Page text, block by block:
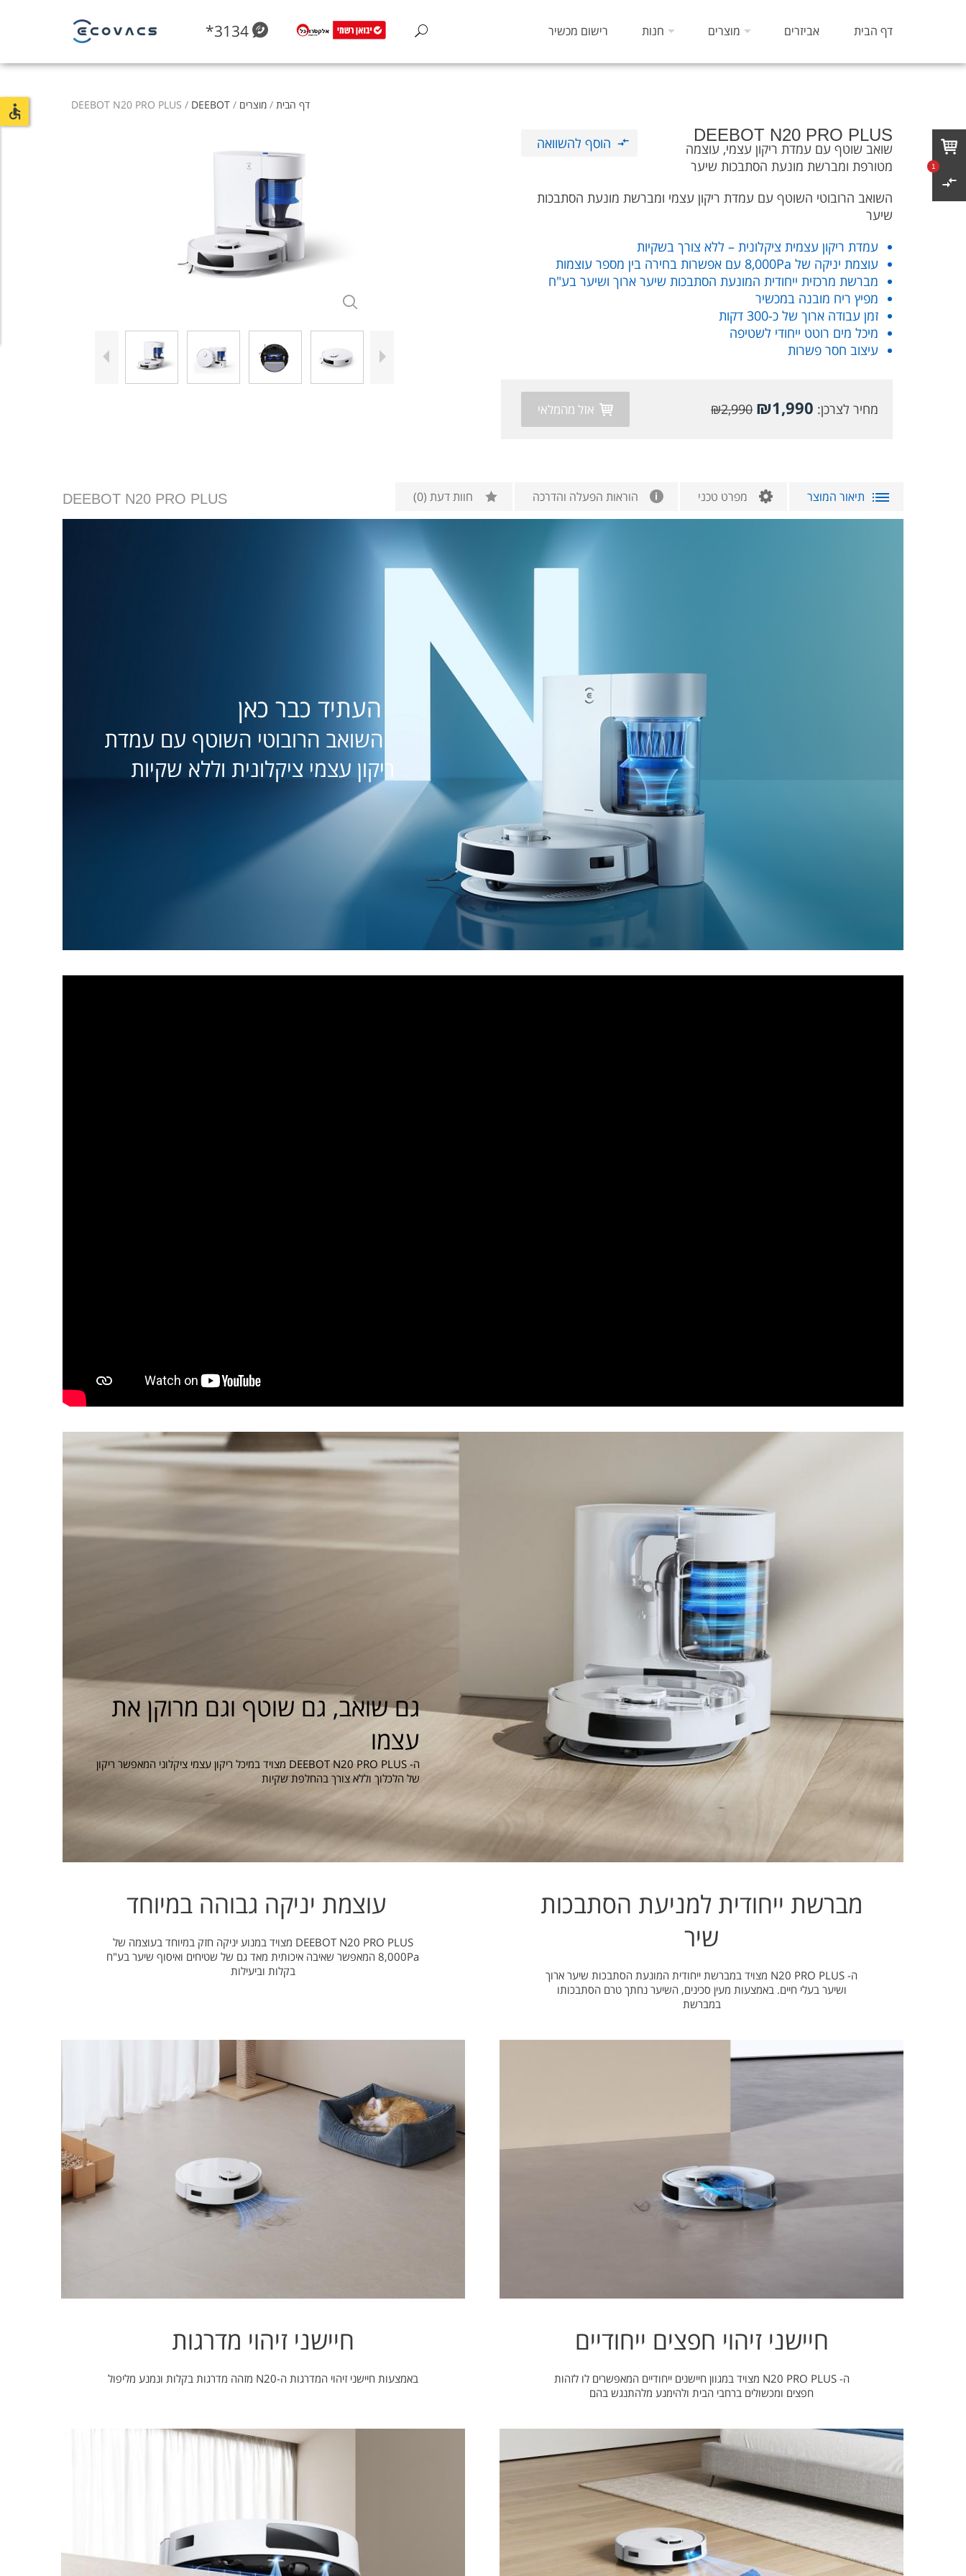
*3134 דף הבית אביזרים מוצרים חנות רישום מכשיר
1
דף הבית / מוצרים /
DEEBOT
/ DEEBOT N20 PRO PLUS
DEEBOT N20 PRO PLUS
שואב שוטף עם עמדת ריקון עצמי, עוצמה
מטורפת ומברשת מונעת הסתבכות שיער
הוסף להשוואה
השואב הרובוטי השוטף עם עמדת ריקון עצמי ומברשת מונעת הסתבכות
שיער
עמדת ריקון עצמית ציקלונית – ללא צורך בשקיות
עוצמת יניקה של 8,000Pa עם אפשרות בחירה בין מספר עוצמות
מברשת מרכזית ייחודית המונעת הסתבכות שיער ארוך ושיער בע"ח
מפיץ ריח מובנה במכשיר
זמן עבודה ארוך של כ-300 דקות
מיכל מים רוטט ייחודי לשטיפה
עיצוב חסר פשרות
מחיר לצרכן: ₪1,990
₪2,990 אזל מהמלאי
תיאור המוצר מפרט טכני הוראות הפעלה והדרכה חוות דעת (0)
DEEBOT N20 PRO PLUS
העתיד כבר כאן
השואב הרובוטי השוטף עם עמדת
ריקון עצמי ציקלונית וללא שקיות
גם שואב, גם שוטף וגם מרוקן את
עצמו
ה- DEEBOT N20 PRO PLUS מצויד במיכל ריקון עצמי ציקלוני המאפשר ריקון
של הלכלוך וללא צורך בהחלפת שקיות
מברשת ייחודית למניעת הסתבכות
שיר
ה- N20 PRO PLUS מצויד במברשת ייחודית המונעת הסתבכות שיער ארוך
ושיער בעלי חיים. באמצעות מעין סכינים, השיער נחתך טרם הסתבכותו
במברשת
עוצמת יניקה גבוהה במיוחד
DEEBOT N20 PRO PLUS מצויד במנוע יניקה חזק במיוחד בעוצמה של
8,000Pa המאפשר שאיבה איכותית מאד גם של שטיחים ואיסוף שיער בע"ח
בקלות וביעילות
חיישני זיהוי חפצים ייחודיים
ה- N20 PRO PLUS מצויד במגוון חיישנים ייחודיים המאפשרים לו לזהות
חפצים ומכשולים ברחבי הבית ולהימנע מלהתנגש בהם
חיישני זיהוי מדרגות
באמצעות חיישני זיהוי המדרגות ה-N20 מזהה מדרגות בקלות ונמנע מליפול